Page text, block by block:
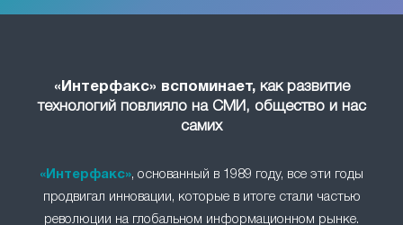
«Интерфакс» вспоминает,как развитие
технологий повлияло на СМИ, общество и нас
самих
«Интерфакс», основанный в 1989 году, все эти годы
продвигал инновации, которые в итоге стали частью
революции на глобальном информационном рынке.